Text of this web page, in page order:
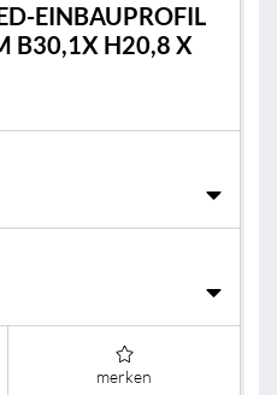
EINBAUPROFIL
H20,8 X L
merken